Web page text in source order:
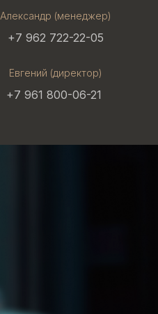
Александр (менеджер)
+7 962 722-22-05
Евгений (директор)
+7 961 800-06-21